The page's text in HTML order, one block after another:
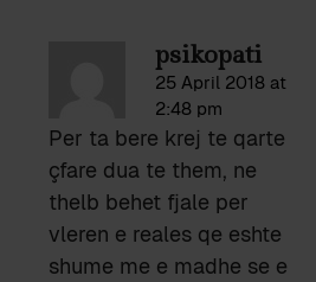
psikopati
25 April 2018 at
2:48 pm
Per ta bere krej te qarte
çfare dua te them, ne
thelb behet fjale per
vleren e reales qe eshte
shume me e madhe se e